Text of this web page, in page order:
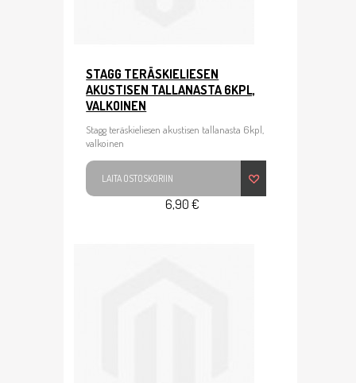
STAGG TERÄSKIELIESEN
AKUSTISEN TALLANASTA 6KPL,
VALKOINEN
Stagg teräskieliesen akustisen tallanasta 6kpl,
valkoinen
LAITA OSTOSKORIIN
6,90 €